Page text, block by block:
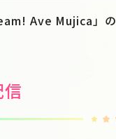
Ave Mujica」の